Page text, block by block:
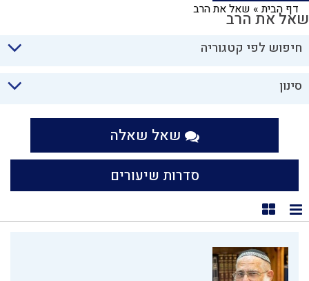
דף הבית» שאל את הרבשאל את הרב
חיפוש לפי קטגוריה
סינון
שאל שאלה
סדרות שיעורים
תצוגת רשימה
תצוגת קוביות